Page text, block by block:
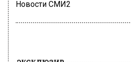
Новости СМИ2